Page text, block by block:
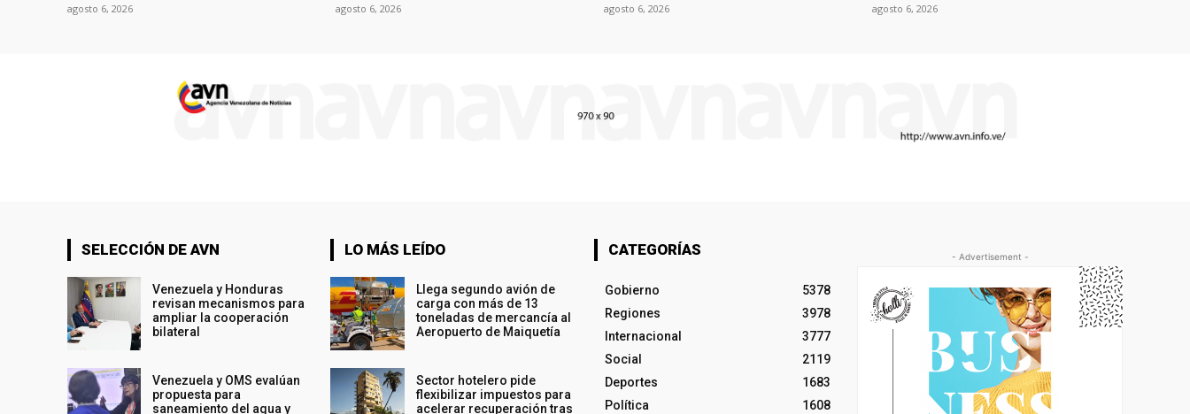
agosto 6, 2026 agosto 6, 2026 agosto 6, 2026 agosto 6, 2026
SELECCIÓN DE AVN
Venezuela y Honduras
revisan mecanismos para
ampliar la cooperación
bilateral
Venezuela y OMS evalúan
propuesta para
saneamiento del agua y
LO MÁS LEÍDO
Llega segundo avión de
carga con más de 13
toneladas de mercancía al
Aeropuerto de Maiquetía
Sector hotelero pide
flexibilizar impuestos para
acelerar recuperación tras
CATEGORÍAS
Gobierno
5378
Regiones
3978
Internacional
3777
Social
2119
Deportes
1683
Política
1608
- Advertisement -